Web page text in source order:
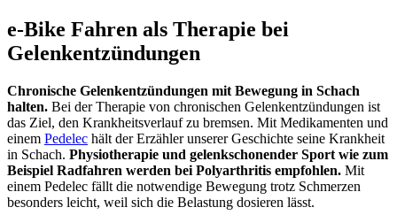
e-Bike Fahren als Therapie bei
Gelenkentzündungen
Chronische Gelenkentzündungen mit Bewegung in Schach
halten. Bei der Therapie von chronischen Gelenkentzündungen ist
das Ziel, den Krankheitsverlauf zu bremsen. Mit Medikamenten und
einem Pedelec hält der Erzähler unserer Geschichte seine Krankheit
in Schach. Physiotherapie und gelenkschonender Sport wie zum
Beispiel Radfahren werden bei Polyarthritis empfohlen. Mit
einem Pedelec fällt die notwendige Bewegung trotz Schmerzen
besonders leicht, weil sich die Belastung dosieren lässt.